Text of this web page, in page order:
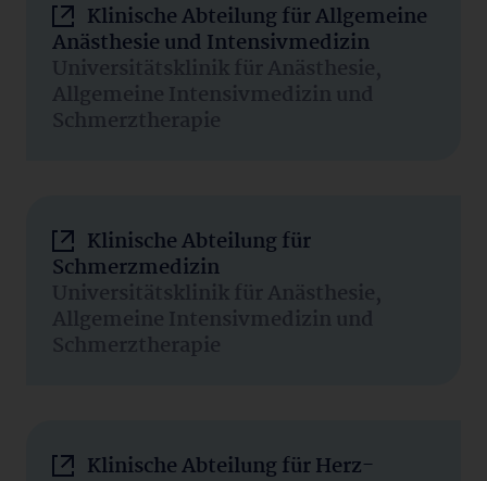
Klinische Abteilung für Allgemeine
Anästhesie und Intensivmedizin
Universitätsklinik für Anästhesie,
Allgemeine Intensivmedizin und
Schmerztherapie
Klinische Abteilung für
Schmerzmedizin
Universitätsklinik für Anästhesie,
Allgemeine Intensivmedizin und
Schmerztherapie
Klinische Abteilung für Herz-